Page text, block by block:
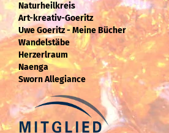
Naturheilkreis
Art-kreativ-Goeritz
Uwe Goeritz - Meine Bücher
Wandelstäbe
Herzerlraum
Naenga
Sworn Allegiance